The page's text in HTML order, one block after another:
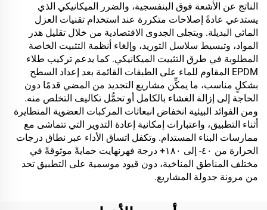
الناتج عن الأشعة فوق البنفسجية، والضرر الميكانيكي الذي
يستدعي عادةً إصلاحات متكررة عند استخدام تقنيات العزل
المائي البديلة. ويتجلى الجدوى الاقتصادية من خلال تقليل هدر
المواد، وتبسيط سلاسل التوريد، وإلغاء أنظمة التثبيت الخاصة
المطلوبة في طرق التثبيت الميكانيكي. كما يدعم تركيب طلاء
EPDM المقاوم للماء على الطبقات القائمة بعد إعداد السطح
بشكلٍ مناسب، ما يمكِّن مشاريع التجديد من المضي قدمًا دون
الحاجة إلى إزالة الغشاء بالكامل أو تحمُّل تكاليف التخلص منه.
ومن الفوائد البيئية انخفاض انبعاثات المركبات العضوية المتطايرة
أثناء التطبيق، واعتبارات إمكانية إعادة التدوير التي تتماشى مع
ممارسات البناء المستدام. وتكفل اتساق الأداء عبر نطاق درجات
الحرارة من ٤٠- إلى ١٨٠+ درجة فهرنهايت حمايةً موثوقةً في
مختلف المناطق المناخية، دون قيود موسمية على التطبيق تحد
من مرونة جدولة المشاريع.